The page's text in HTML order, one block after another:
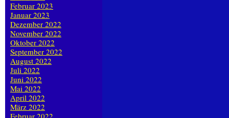
Februar 2023
Januar 2023
Dezember 2022
November 2022
Oktober 2022
September 2022
August 2022
Juli 2022
Juni 2022
Mai 2022
April 2022
März 2022
Februar 2022